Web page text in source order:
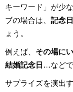
キーワード」が少
ブの場合は、 記念
ょう。
例えば、 その場に
結婚記念日 …などで
サプライズを演出